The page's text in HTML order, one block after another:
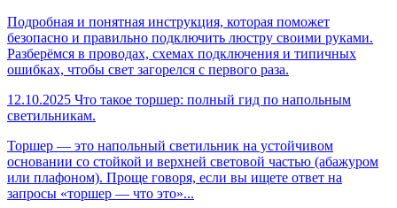
Подробная и понятная инструкция, которая поможет
безопасно и правильно подключить люстру своими руками.
Разберёмся в проводах, схемах подключения и типичных
ошибках, чтобы свет загорелся с первого раза.
12.10.2025 Что такое торшер: полный гид по напольным
светильникам.
Торшер — это напольный светильник на устойчивом
основании со стойкой и верхней световой частью (абажуром
или плафоном). Проще говоря, если вы ищете ответ на
запросы «торшер — что это»...